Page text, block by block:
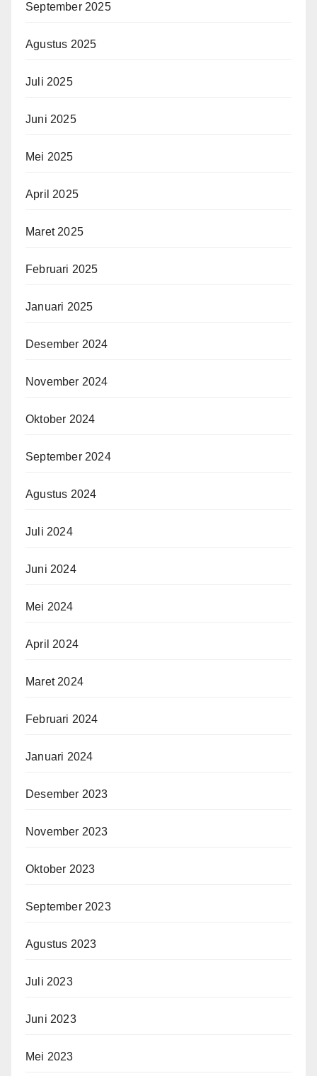
September 2025
Agustus 2025
Juli 2025
Juni 2025
Mei 2025
April 2025
Maret 2025
Februari 2025
Januari 2025
Desember 2024
November 2024
Oktober 2024
September 2024
Agustus 2024
Juli 2024
Juni 2024
Mei 2024
April 2024
Maret 2024
Februari 2024
Januari 2024
Desember 2023
November 2023
Oktober 2023
September 2023
Agustus 2023
Juli 2023
Juni 2023
Mei 2023